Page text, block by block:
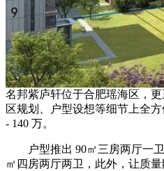
名邦紫庐轩位于合肥瑶海区，
区规划、户型设想等细节上全
- 140 万。
户型推出 90㎡三房两厅一卫
㎡四房两厅两卫，此外，让质